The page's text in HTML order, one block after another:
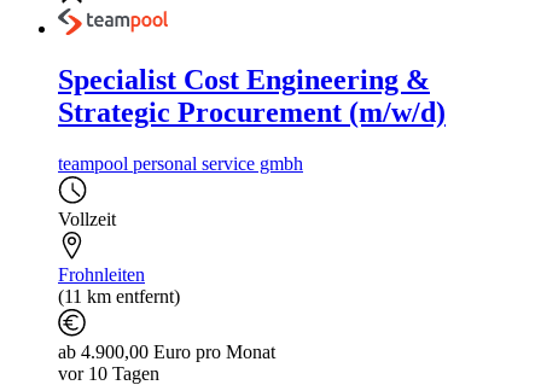
Specialist Cost Engineering &
Strategic Procurement (m/w/d)
teampool personal service gmbh
Vollzeit
Frohnleiten
(11 km entfernt)
ab 4.900,00 Euro pro Monat
vor 10 Tagen